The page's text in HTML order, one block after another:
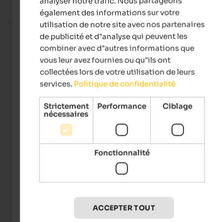
To the accommodation
Visit Lana/Benjamin Pfitscher
Événementsin Meran and environs
également des informations sur votre
utilisation de notre site avec nos partenaires
de publicité et d"analyse qui peuvent les
combiner avec d"autres informations que
vous leur avez fournies ou qu"ils ont
collectées lors de votre utilisation de leurs
services. Politique de confidentialité
Strictement
nécessaires
Performance Ciblage
Fonctionnalité
ACCEPTER TOUT